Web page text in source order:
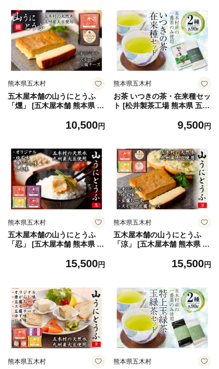
品 冷蔵 ゆず 柚子 ゆず味 柚
子味
熊本県五木村
五木屋本舗の山うにとうふ
「燻」 [五木屋本舗 熊本県 五
九州産大豆・天然水使用 熊本
豆腐チーズ とうふチーズ 燻
製 スモーク 発酵 発酵食品 大
豆食品 冷蔵
10,500円
熊本県五木村
お茶 いつきの茶・在来種セッ
ト [松井製茶工場 熊本県 五木
9,500円
熊本県五木村
五木屋本舗の山うにとうふ
「忍」 [五木屋本舗 熊本県 五
九州産大豆・天然水使用 熊本
辛子 しそ 大豆食品 冷蔵
15,500円
熊本県五木村
五木屋本舗の山うにとうふ
「涼」 [五木屋本舗 熊本県 五
九州産大豆・天然水使用 熊本
豆腐チーズ とうふチーズ 燻
製 スモーク 発酵 発酵食品 大
豆食品 冷蔵 ゆず 柚子 チーズ
15,500円
熊本県五木村 熊本県五木村